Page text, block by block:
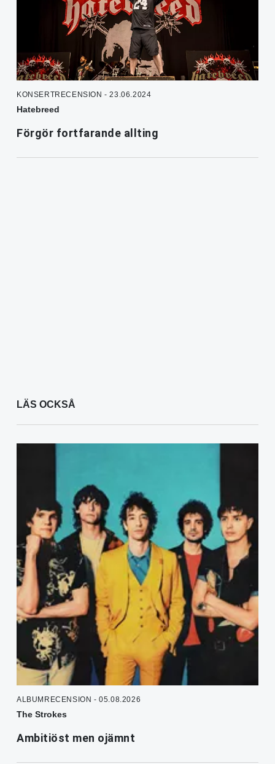
KONSERTRECENSION - 23.06.2024
Hatebreed
Förgör fortfarande allting
LÄS OCKSÅ
ALBUMRECENSION - 05.08.2026
The Strokes
Ambitiöst men ojämnt